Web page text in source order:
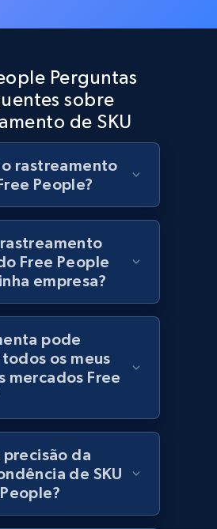
Comece agora
- Collect data on
keywords
Images, Final price,
Initial price, and more.
Comece agora
pn, Sku, Other pn,
ean pn, Product name, and
Comece agora
Perguntas
sobre
de SKU
rastreamento
People?
Free People
empresa?
pode
os meus
mercados Free
precisão da
de SKU